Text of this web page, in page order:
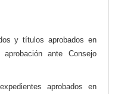
y títulos aprobados en
ante Consejo
aprobados en